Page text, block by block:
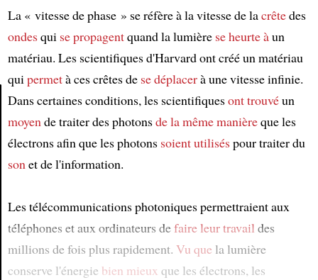
Article
La « vitesse de phase » se réfère à la vitesse de lacrêtedes
ondesqui se propagentquand la lumière se heurte àun
matériau. Les scientifiques d'Harvard ont créé un matériau
quipermetà ces crêtes de se déplacerà une vitesse infinie.
Dans certaines conditions, les scientifiquesont trouvéun
moyende traiter des photonsde la même manièreque les
électrons afin que les photons soient utiliséspour traiter du
sonet de l'information.
Les télécommunications photoniques permettraient aux
téléphones et aux ordinateurs defaire leur travail des
millions de fois plus rapidement. Vu quela lumière
conserve l'énergie bien mieux que les électrons, les